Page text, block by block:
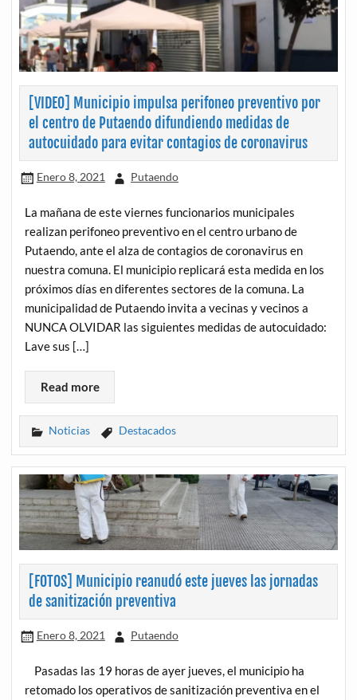
[VIDEO] Municipio impulsa perifoneo preventivo por
el centro de Putaendo difundiendo medidas de
autocuidado para evitar contagios de coronavirus
Enero 8, 2021 Putaendo
La mañana de este viernes funcionarios municipales
realizan perifoneo preventivo en el centro urbano de
Putaendo, ante el alza de contagios de coronavirus en
nuestra comuna. El municipio replicará esta medida en los
próximos días en diferentes sectores de la comuna. La
municipalidad de Putaendo invita a vecinas y vecinos a
NUNCA OLVIDAR las siguientes medidas de autocuidado:
Lave sus […]
Read more
Noticias Destacados
[FOTOS] Municipio reanudó este jueves las jornadas
de sanitización preventiva
Enero 8, 2021 Putaendo
Pasadas las 19 horas de ayer jueves, el municipio ha
retomado los operativos de sanitización preventiva en el